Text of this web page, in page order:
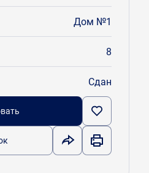
Дом №1
8
Сдан